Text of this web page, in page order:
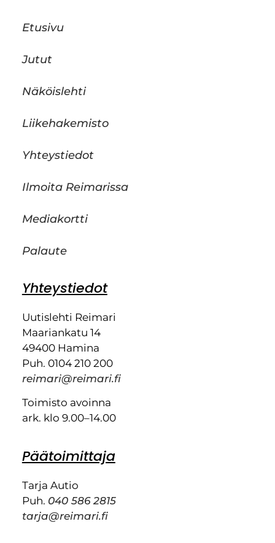
Etusivu
Jutut
Näköislehti
Liikehakemisto
Yhteystiedot
Ilmoita Reimarissa
Mediakortti
Palaute
Yhteystiedot
Uutislehti Reimari
Maariankatu 14
49400 Hamina
Puh. 0104 210 200
reimari@reimari.fi
Toimisto avoinna
ark. klo 9.00–14.00
Päätoimittaja
Tarja Autio
Puh. 040 586 2815
tarja@reimari.fi